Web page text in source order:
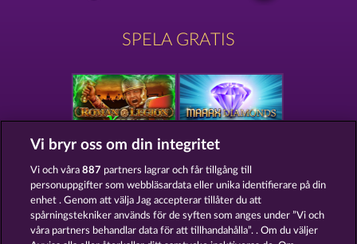
SPELA GRATIS
ROMAN LEGION XTREME
WILD RAPA NUI SUPER DUPER MOORHUHN
Vi bryr oss om din integritet
Vi och våra887 partners lagrar och får tillgång till
personuppgifter som webbläsardata eller unika identifierare på din
enhet . Genom att välja Jag accepterar tillåter du att
spårningstekniker används för de syften som anges under ”Vi och
våra partners behandlar data för att tillhandahålla”. . Om du väljer